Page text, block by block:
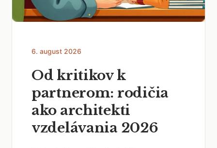
6. august 2026
Od kritikov k
partnerom: rodičia
ako architekti
vzdelávania 2026